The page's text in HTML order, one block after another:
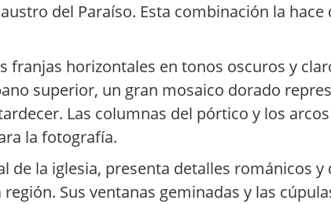
del Paraíso. Esta combinación la hace
horizontales en tonos oscuros y
superior, un gran mosaico dorado
Las columnas del pórtico y los
la fotografía.
la iglesia, presenta detalles románicos y
Sus ventanas geminadas y las